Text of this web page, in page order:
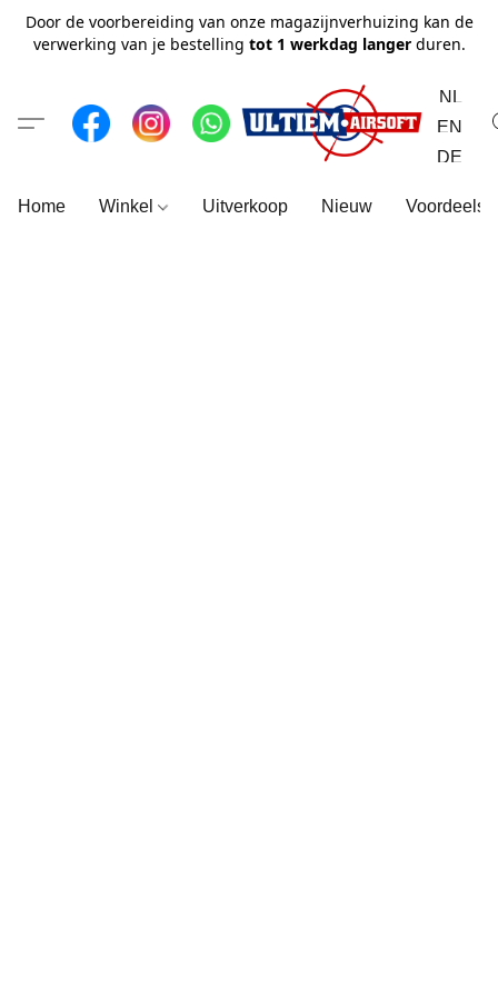
Door de voorbereiding van onze magazijnverhuizing kan de
verwerking van je bestelling tot 1 werkdag langerduren.
NL
EN
DE
Home Winkel Uitverkoop Nieuw